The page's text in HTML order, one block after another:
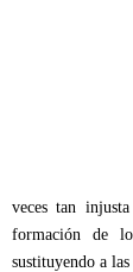
veces tan
formación de
sustituyendo a